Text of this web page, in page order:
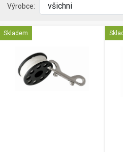
Výrobce:
Skladem